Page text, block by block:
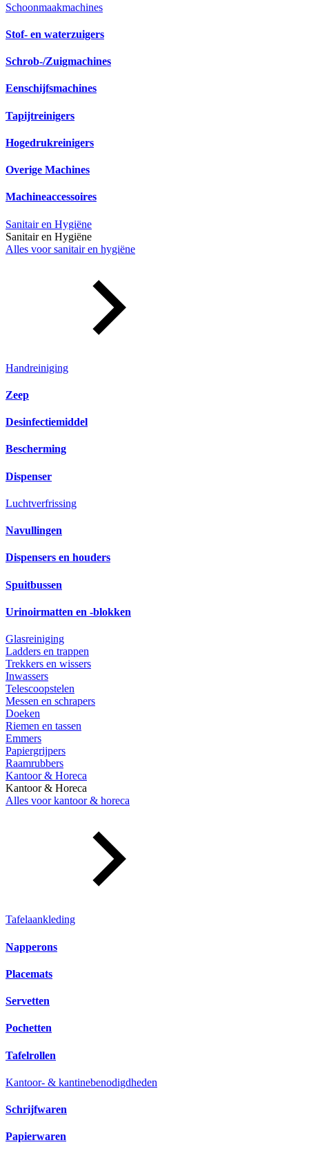
Schoonmaakmachines
Stof- en waterzuigers
Schrob-/Zuigmachines
Eenschijfsmachines
Tapijtreinigers
Hogedrukreinigers
Overige Machines
Machineaccessoires
Sanitair en Hygiëne
Sanitair en Hygiëne
Alles voor sanitair en hygiëne
Handreiniging
Zeep
Desinfectiemiddel
Bescherming
Dispenser
Luchtverfrissing
Navullingen
Dispensers en houders
Spuitbussen
Urinoirmatten en -blokken
Glasreiniging
Ladders en trappen
Trekkers en wissers
Inwassers
Telescoopstelen
Messen en schrapers
Doeken
Riemen en tassen
Emmers
Papiergrijpers
Raamrubbers
Kantoor & Horeca
Kantoor & Horeca
Alles voor kantoor & horeca
Tafelaankleding
Napperons
Placemats
Servetten
Pochetten
Tafelrollen
Kantoor- & kantinebenodigdheden
Schrijfwaren
Papierwaren